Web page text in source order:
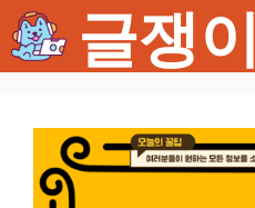
텐
츠
글쟁이